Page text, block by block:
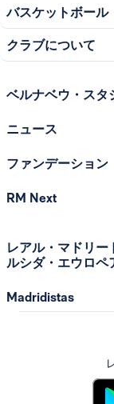
バスケットボール
クラブについて
ベルナベウ・スタ
ニュース
ファンデーション
RM Next
レアル・マドリー
ルシダ・エウロペ
Madridistas